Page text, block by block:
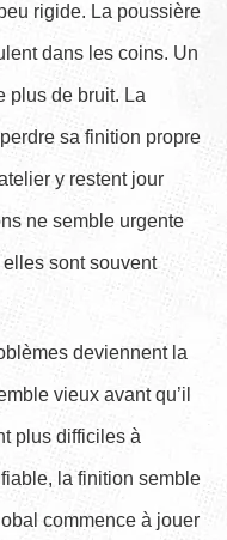
rigide. La poussière
dans les coins. Un
plus de bruit. La
sa finition propre
y restent jour
ne semble urgente
sont souvent
deviennent la
vieux avant qu’il
plus difficiles à
la finition semble
commence à jouer